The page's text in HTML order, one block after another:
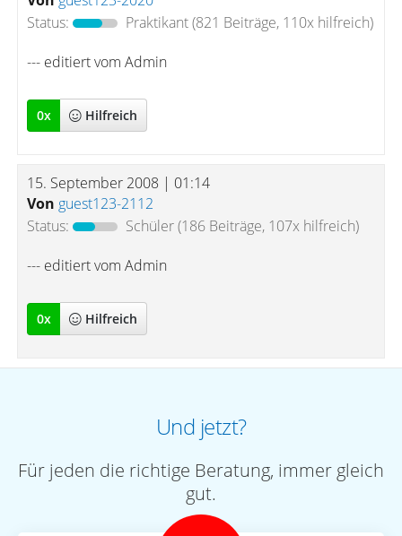
Status:
Praktikant(821 Beiträge, 110x hilfreich)
--- editiert vom Admin
0x Hilfreich
15. September 2008 | 01:14
Von guest123-2112
Status:
Schüler(186 Beiträge, 107x hilfreich)
--- editiert vom Admin
0x Hilfreich
Und jetzt?
Für jeden die richtige Beratung, immer gleich
gut.